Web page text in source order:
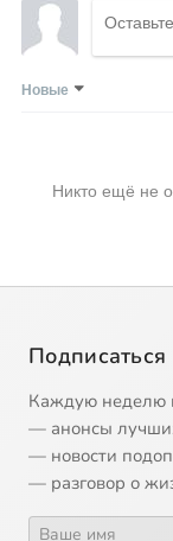
Новые
Никто ещё не
Каждую неделю
— анонсы
— новости
— разговор о